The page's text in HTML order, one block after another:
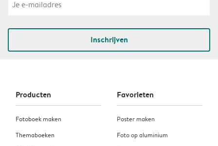
Inschrijven
Producten
Fotoboek maken
Themaboeken
Favorieten
Poster maken
Foto op aluminium